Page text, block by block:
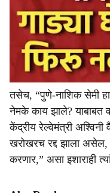
तसेच, “पुणे-नाशिक सेमी
नेमके काय झाले? याबाबत
केंद्रीय रेल्वेमंत्री
खरोखरच रद्द झाला असेल,
करणार,” असा इशाराही